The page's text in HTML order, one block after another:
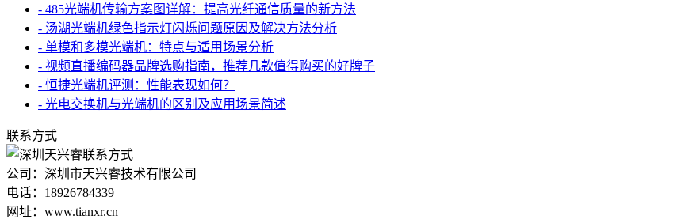
- 485光端机传输方案图详解：提高光纤通信质量的新方法
- 汤湖光端机绿色指示灯闪烁问题原因及解决方法分析
- 单模和多模光端机：特点与适用场景分析
- 视频直播编码器品牌选购指南，推荐几款值得购买的好牌子
- 恒捷光端机评测：性能表现如何？
- 光电交换机与光端机的区别及应用场景简述
联系方式
公司：深圳市天兴睿技术有限公司
电话：18926784339
网址：www.tianxr.cn